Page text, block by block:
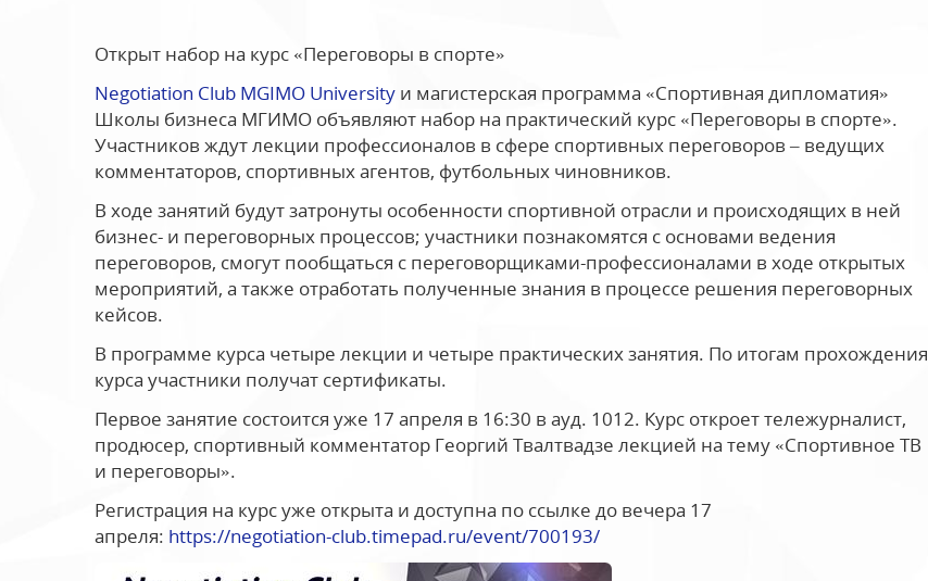
Открыт набор на курс «Переговоры в спорте»
Negotiation Club MGIMO University и магистерская программа «Спортивная дипломатия»
Школы бизнеса МГИМО объявляют набор на практический курс «Переговоры в спорте».
Участников ждут лекции профессионалов в сфере спортивных переговоров – ведущих
комментаторов, спортивных агентов, футбольных чиновников.
В ходе занятий будут затронуты особенности спортивной отрасли и происходящих в ней
бизнес- и переговорных процессов; участники познакомятся с основами ведения
переговоров, смогут пообщаться с переговорщиками-профессионалами в ходе открытых
мероприятий, а также отработать полученные знания в процессе решения переговорных
кейсов.
В программе курса четыре лекции и четыре практических занятия. По итогам прохождения
курса участники получат сертификаты.
Первое занятие состоится уже 17 апреля в 16:30 в ауд. 1012. Курс откроет тележурналист,
продюсер, спортивный комментатор Георгий Твалтвадзе лекцией на тему «Спортивное ТВ
и переговоры».
Регистрация на курс уже открыта и доступна по ссылке до вечера 17
апреля: https://negotiation-club.timepad.ru/event/700193/